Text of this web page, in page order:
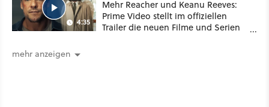
4:35
Mehr Reacher und Keanu Reeves:
Prime Video stellt im offiziellen
Trailer die neuen Filme und Serien
mehr anzeigen